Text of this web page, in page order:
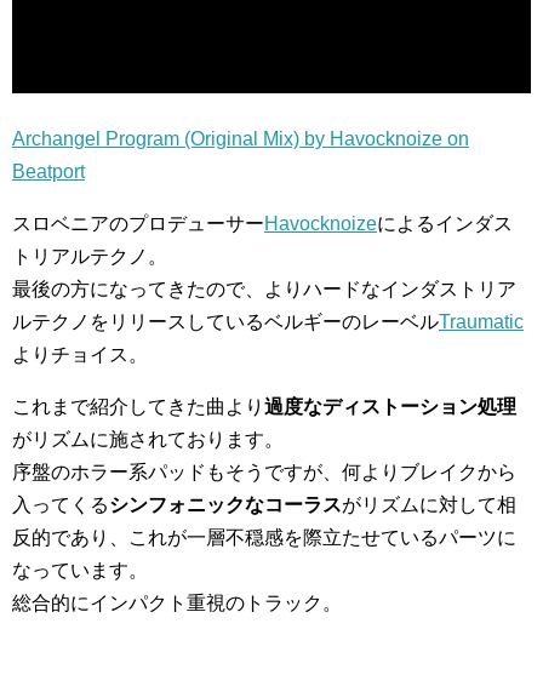
Archangel Program (Original Mix) by Havocknoize on
Beatport
スロベニアのプロデューサーHavocknoizeによるインダス
トリアルテクノ。
最後の方になってきたので、よりハードなインダストリア
ルテクノをリリースしているベルギーのレーベルTraumatic
よりチョイス。
これまで紹介してきた曲より 過度なディストーション処理
がリズムに施されております。
序盤のホラー系パッドもそうですが、何よりブレイクから
入ってくるシンフォニックなコーラスがリズムに対して相
反的であり、これが一層不穏感を際立たせているパーツに
なっています。
総合的にインパクト重視のトラック。